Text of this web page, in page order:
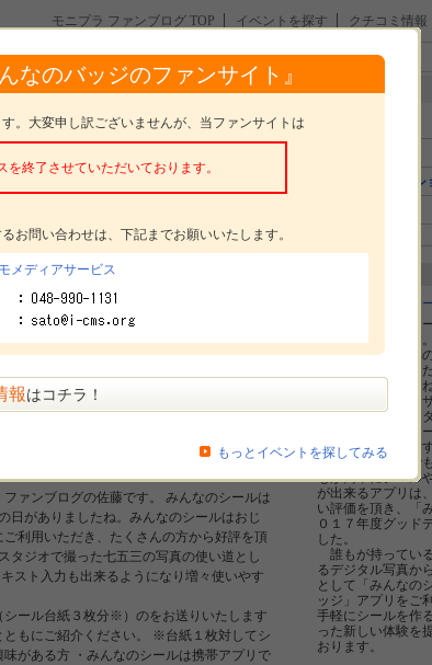
モニプラ ファンブログ TOP イベントを探す クチコミ情報
名募集♪
なのバッジのファンサイト』
。大変申し訳ございませんが、当ファンサイトは
を終了させていただいております。
お問い合わせは、下記までお願いいたします。
メディアサービス
報はコチラ！
もっとイベントを探してみる
ル
了いたしました
9月22日(金)
ァンブログの佐藤です。 みんなのシールは
日がありましたね。みんなのシールはおじ
利用いただき、たくさんの方から好評を頂
タジオで撮った七五三の写真の使い道とし
スト入力も出来るようになり増々使いやす
ール台紙３枚分※）のをお送りいたします
もにご紹介ください。 ※台紙１枚対してシ
がある方 ・みんなのシールは携帯アプリで
メニュー
コミュニケー
コスモメディアサ
私達は毎日スマ
の写真を撮ります。
お気に入りの写真
アして終わらせる
ものもありますよね
コスモメディア
ジタル写真に「カ
リ、「みんなのシ
ジ」を提案致します
いつでもどこで
もが簡単にシール
が出来るアプリは
い評価を頂き、「
０１７年度グッド
した。
誰もが持ってい
るデジタル写真か
として「みんなの
ッジ」アプリをご
手軽にシールを作
った新しい体験を
おります。